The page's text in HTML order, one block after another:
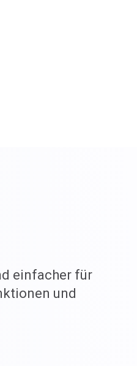
einfacher für
und